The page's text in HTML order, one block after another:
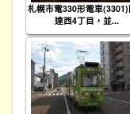
札幌市電330形電車
達西4丁目，並...